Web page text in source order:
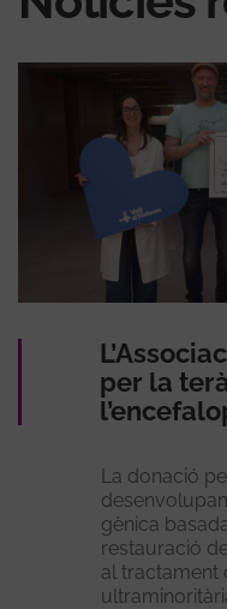
per la
La donació
gènica
restauració
al tractament